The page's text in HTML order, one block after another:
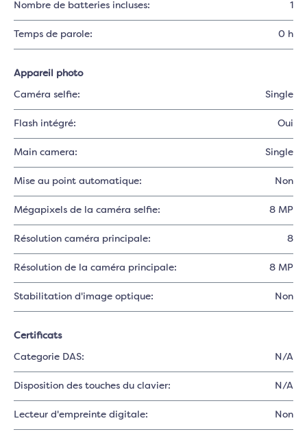
Nombre de batteries incluses: 1
Temps de parole: 0 h
Appareil photo
Caméra selfie: Single
Flash intégré: Oui
Main camera: Single
Mise au point automatique: Non
Mégapixels de la caméra selfie: 8 MP
Résolution caméra principale: 8
Résolution de la caméra principale: 8 MP
Stabilitation d'image optique: Non
Certificats
Categorie DAS: N/A
Disposition des touches du clavier: N/A
Lecteur d'empreinte digitale: Non